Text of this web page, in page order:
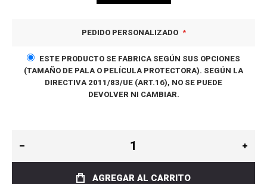
PEDIDO PERSONALIZADO
ESTE PRODUCTO SE FABRICA SEGÚN SUS OPCIONES
(TAMAÑO DE PALA O PELÍCULA PROTECTORA). SEGÚN LA
DIRECTIVA 2011/83/UE (ART.16), NO SE PUEDE
DEVOLVER NI CAMBIAR.
AGREGAR AL CARRITO